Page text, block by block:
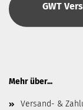
GWT
Mehr über...
Versand- &